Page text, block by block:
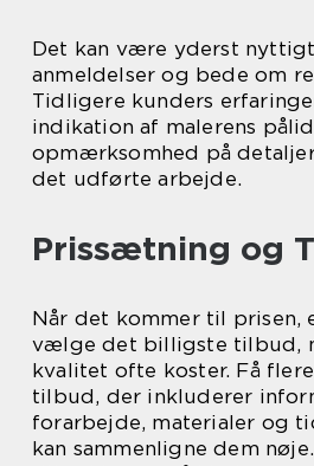
Det kan være yderst
anmeldelser og bede om
Tidligere kunders
indikation af malerens
opmærksomhed på
det udførte arbejde.
Prissætning og
Når det kommer til prisen,
vælge det billigste tilbud,
kvalitet ofte koster. Få
tilbud, der inkluderer
forarbejde, materialer og
kan sammenligne dem